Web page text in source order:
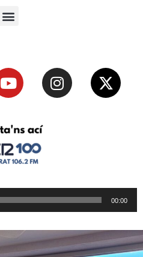
00:00